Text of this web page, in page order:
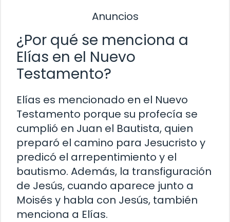
Anuncios
¿Por qué se menciona a
Elías en el Nuevo
Testamento?
Elías es mencionado en el Nuevo
Testamento porque su profecía se
cumplió en Juan el Bautista, quien
preparó el camino para Jesucristo y
predicó el arrepentimiento y el
bautismo. Además, la transfiguración
de Jesús, cuando aparece junto a
Moisés y habla con Jesús, también
menciona a Elías.